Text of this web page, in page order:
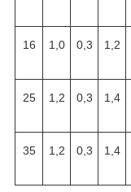
16 1,0 0,3 1,2
25 1,2 0,3 1,4
35 1,2 0,3 1,4